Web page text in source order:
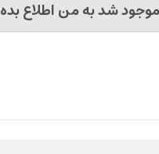
موجود شد به من اطلاع بده